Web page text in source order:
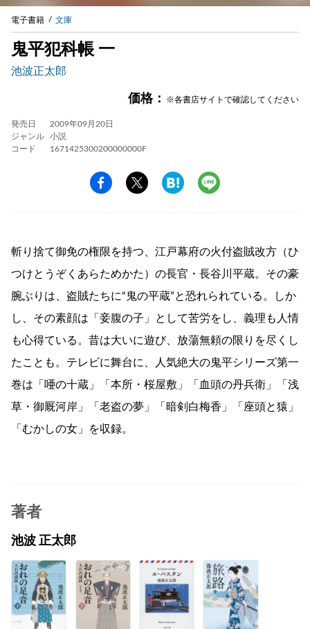
電子書籍 文庫
鬼平犯科帳 一
池波正太郎
価格： ※各書店サイトで確認してください
発売日
2009年09月20日
ジャンル
小説
コード
1671425300200000000F
斬り捨て御免の権限を持つ、江戸幕府の火付盗賊改方（ひ
つけとうぞくあらためかた）の長官・長谷川平蔵。その豪
腕ぶりは、盗賊たちに“鬼の平蔵”と恐れられている。しか
し、その素顔は「妾腹の子」として苦労をし、義理も人情
も心得ている。昔は大いに遊び、放蕩無頼の限りを尽くし
たことも。テレビに舞台に、人気絶大の鬼平シリーズ第一
巻は「唖の十蔵」「本所・桜屋敷」「血頭の丹兵衛」「浅
草・御厩河岸」「老盗の夢」「暗剣白梅香」「座頭と猿」
「むかしの女」を収録。
著者
池波 正太郎